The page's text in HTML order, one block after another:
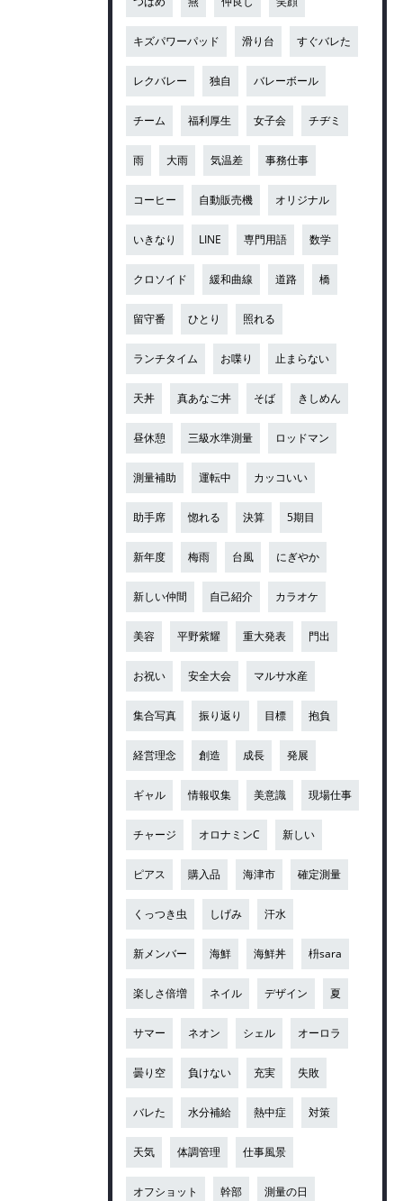
キズパワーパッド 滑り台 すぐバレた
レクバレー 独自 バレーボール
チーム 福利厚生 女子会 チヂミ
雨 大雨 気温差 事務仕事
コーヒー 自動販売機 オリジナル
いきなり LINE 専門用語 数学
クロソイド 緩和曲線 道路 橋
留守番 ひとり 照れる
ランチタイム お喋り 止まらない
天丼 真あなご丼 そば きしめん
昼休憩 三級水準測量 ロッドマン
測量補助 運転中 カッコいい
助手席 惚れる 決算 5期目
新年度 梅雨 台風 にぎやか
新しい仲間 自己紹介 カラオケ
美容 平野紫耀 重大発表 門出
お祝い 安全大会 マルサ水産
集合写真 振り返り 目標 抱負
経営理念 創造 成長 発展
ギャル 情報収集 美意識 現場仕事
チャージ オロナミンC 新しい
ピアス 購入品 海津市 確定測量
くっつき虫 しげみ 汗水
新メンバー 海鮮 海鮮丼 枡sara
楽しさ倍増 ネイル デザイン 夏
サマー ネオン シェル オーロラ
曇り空 負けない 充実 失敗
バレた 水分補給 熱中症 対策
天気 体調管理 仕事風景
オフショット 幹部 測量の日